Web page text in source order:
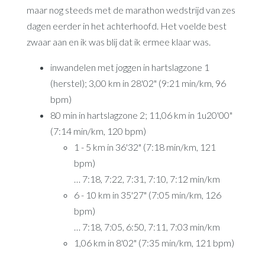
maar nog steeds met de marathon wedstrijd van zes
dagen eerder in het achterhoofd. Het voelde best
zwaar aan en ik was blij dat ik ermee klaar was.
inwandelen met joggen in hartslagzone 1
(herstel); 3,00 km in 28'02" (9:21 min/km, 96
bpm)
80 min in hartslagzone 2; 11,06 km in 1u20'00"
(7:14 min/km, 120 bpm)
1 - 5 km in 36'32" (7:18 min/km, 121
bpm)
… 7:18, 7:22, 7:31, 7:10, 7:12 min/km
6 - 10 km in 35'27" (7:05 min/km, 126
bpm)
… 7:18, 7:05, 6:50, 7:11, 7:03 min/km
1,06 km in 8'02" (7:35 min/km, 121 bpm)